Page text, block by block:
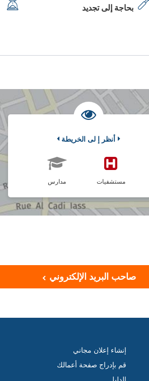
بحاجة إلى تجديد
أنظر إ لى الخريطة
مدارس مستشفيات
صاحب البريد الإلكتروني
إنشاء إعلان مجاني
قم بإدراج صفحة أعمالك